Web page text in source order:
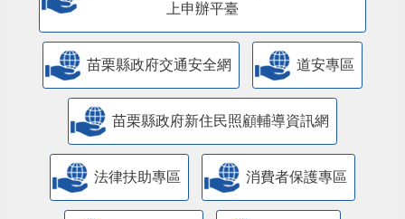
上申辦平臺
苗栗縣政府交通安全網 道安專區
苗栗縣政府新住民照顧輔導資訊網
法律扶助專區 消費者保護專區